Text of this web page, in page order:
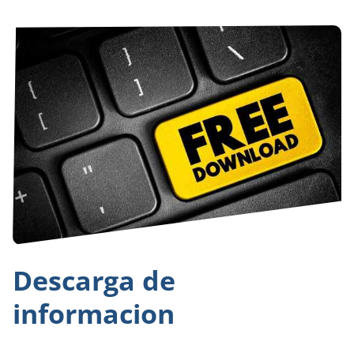
Descarga de
informacion